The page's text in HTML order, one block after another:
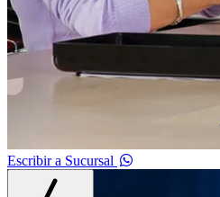
Escribir a Sucursal